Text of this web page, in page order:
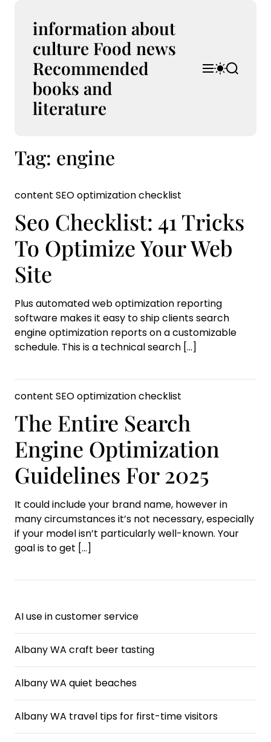
information about
culture Food news
Recommended
books and
literature
M S
w
o
d
e
S
e
Tag: engine
content SEO optimization checklist
Seo Checklist: 41 Tricks
To Optimize Your Web
Site
Plus automated web optimization reporting
software makes it easy to ship clients search
engine optimization reports on a customizable
schedule. This is a technical search […]
content SEO optimization checklist
The Entire Search
Engine Optimization
Guidelines For 2025
It could include your brand name, however in
many circumstances it’s not necessary, especially
if your model isn’t particularly well-known. Your
goal is to get […]
AI use in customer service
Albany WA craft beer tasting
Albany WA quiet beaches
Albany WA travel tips for first-time visitors